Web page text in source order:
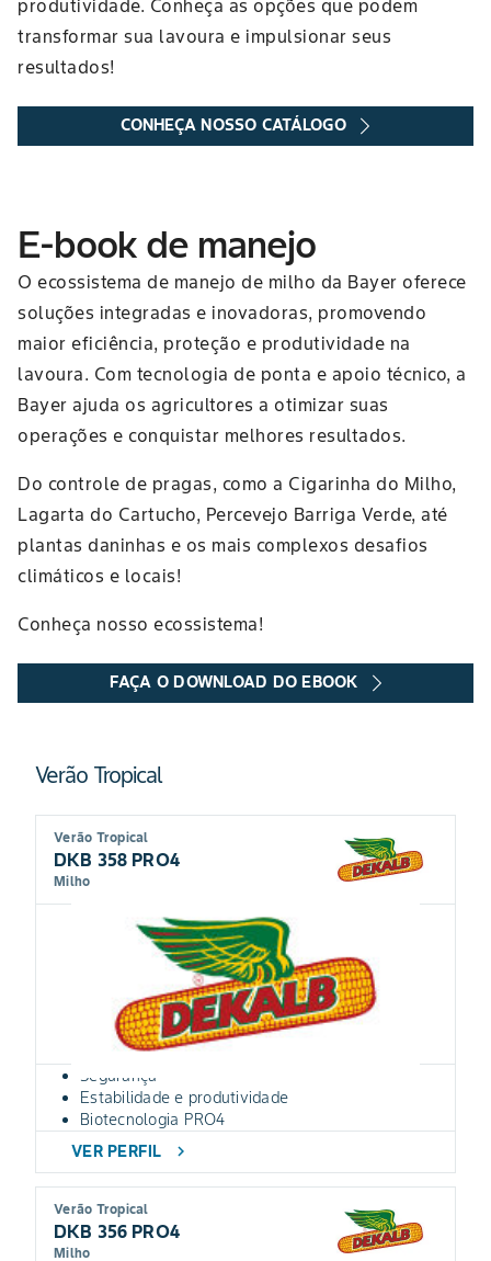
produtividade. Conheça as opções que podem
transformar sua lavoura e impulsionar seus
resultados!
CONHEÇA NOSSO CATÁLOGO
E-book de manejo
O ecossistema de manejo de milho da Bayer oferece
soluções integradas e inovadoras, promovendo
maior eficiência, proteção e produtividade na
lavoura. Com tecnologia de ponta e apoio técnico, a
Bayer ajuda os agricultores a otimizar suas
operações e conquistar melhores resultados.
Do controle de pragas, como a Cigarinha do Milho,
Lagarta do Cartucho, Percevejo Barriga Verde, até
plantas daninhas e os mais complexos desafios
climáticos e locais!
Conheça nosso ecossistema!
FAÇA O DOWNLOAD DO EBOOK
Verão Tropical
Verão Tropical
DKB 358 PRO4
Milho
Segurança
Estabilidade e produtividade
Biotecnologia PRO4
VER PERFIL
chevron_right
Verão Tropical
DKB 356 PRO4
Milho